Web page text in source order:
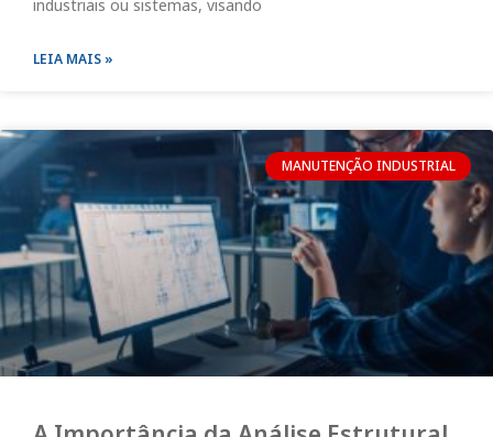
industriais ou sistemas, visando
LEIA MAIS »
MANUTENÇÃO INDUSTRIAL